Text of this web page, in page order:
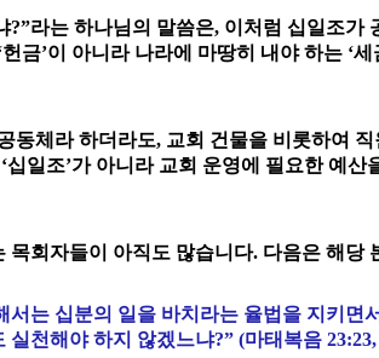
라는 하나님의 말씀은, 이처럼 십일조가
’이 아니라 나라에 마땅히 내야 하는 ‘
체라 하더라도, 교회 건물을 비롯하여
일조’가 아니라 교회 운영에 필요한 예산
회자들이 아직도 많습니다. 다음은 해당
는 십분의 일을 바치라는 율법을 지키면
천해야 하지 않겠느냐?” (마태복음